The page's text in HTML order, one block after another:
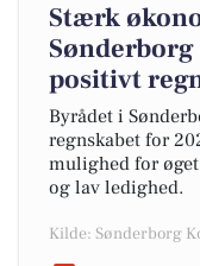
Stærk
positivt
Byrådet i
regnskabet for
mulighed for
og lav ledighed.
Kilde: Sønderborg